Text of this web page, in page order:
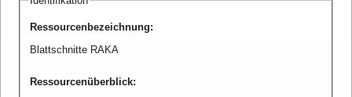
Ressourcenbezeichnung:
Blattschnitte RAKA
Ressourcenüberblick: